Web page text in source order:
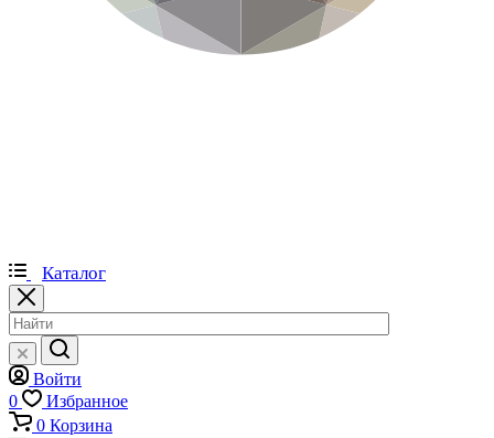
Каталог
Войти
0
Избранное
0 Корзина